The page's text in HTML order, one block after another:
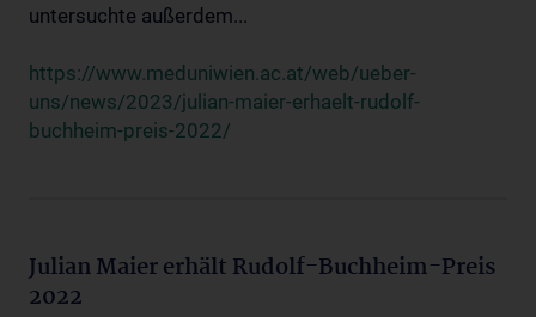
untersuchte außerdem...
https://www.meduniwien.ac.at/web/ueber-
uns/news/2023/julian-maier-erhaelt-rudolf-
buchheim-preis-2022/
Julian Maier erhält Rudolf-Buchheim-Preis
2022